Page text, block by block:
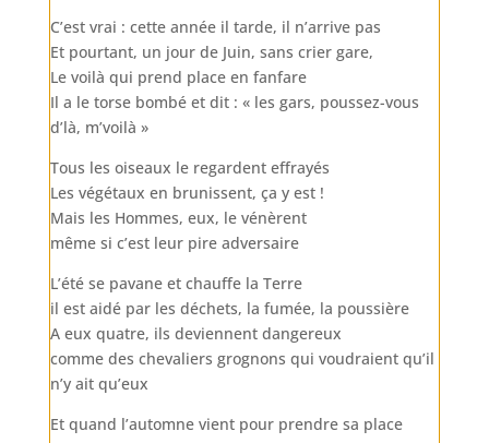
C’est vrai : cette année il tarde, il n’arrive pas
Et pourtant, un jour de Juin, sans crier gare,
Le voilà qui prend place en fanfare
Il a le torse bombé et dit : « les gars, poussez-vous
d’là, m’voilà »
Tous les oiseaux le regardent effrayés
Les végétaux en brunissent, ça y est !
Mais les Hommes, eux, le vénèrent
même si c’est leur pire adversaire
L’été se pavane et chauffe la Terre
il est aidé par les déchets, la fumée, la poussière
A eux quatre, ils deviennent dangereux
comme des chevaliers grognons qui voudraient qu’il
n’y ait qu’eux
Et quand l’automne vient pour prendre sa place